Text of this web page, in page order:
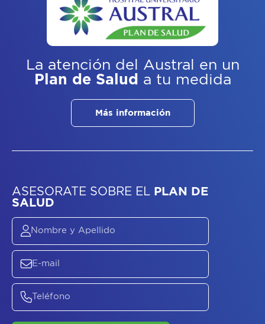
La atención del Austral
en un
Plan de Salud a tu medida
Más información
ASESORATE SOBRE
SALUD